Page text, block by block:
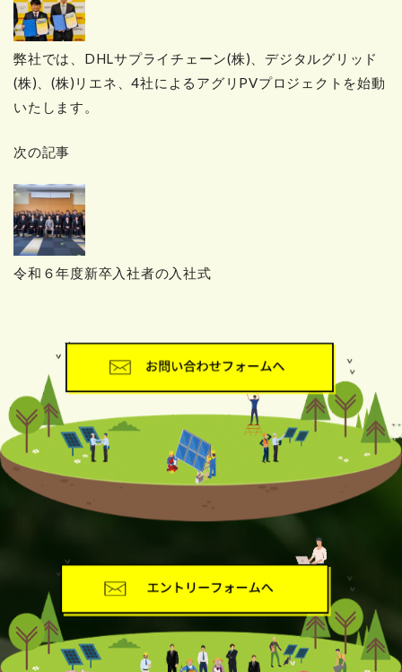
弊社では、DHLサプライチェーン(株)、デジタルグリッド
(株)、(株)リエネ、4社によるアグリPVプロジェクトを始動
いたします。
次の記事
令和６年度新卒入社者の入社式